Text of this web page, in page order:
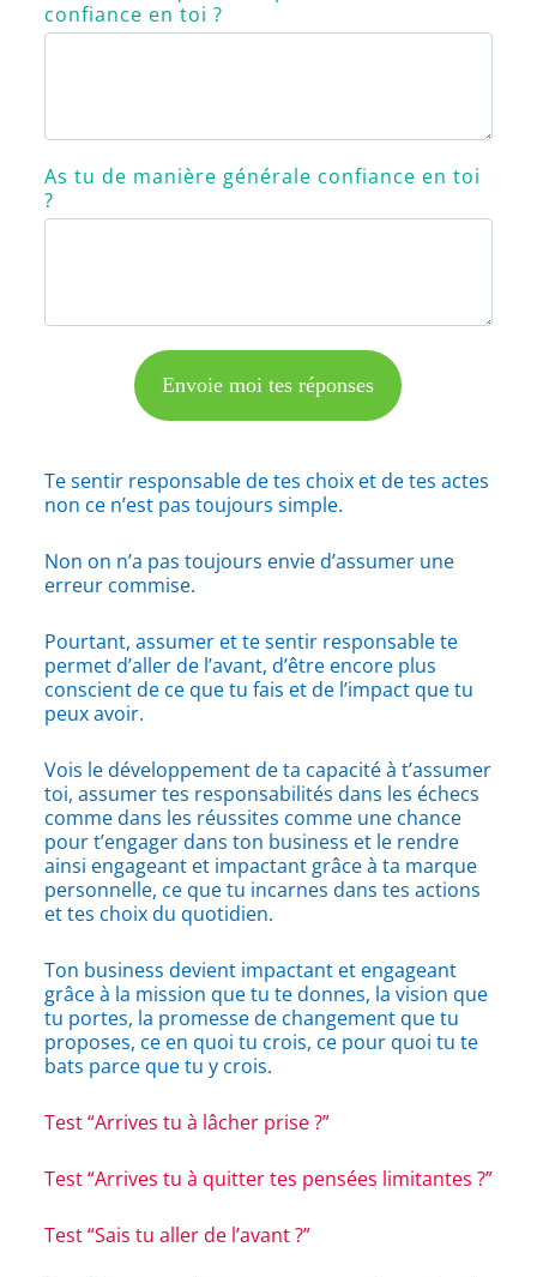
confiance en toi ?
As tu de manière générale confiance en toi
?
Envoie moi tes réponses
Te sentir responsable de tes choix et de tes actes
non ce n’est pas toujours simple.
Non on n’a pas toujours envie d’assumer une
erreur commise.
Pourtant, assumer et te sentir responsable te
permet d’aller de l’avant, d’être encore plus
conscient de ce que tu fais et de l’impact que tu
peux avoir.
Vois le développement de ta capacité à t’assumer
toi, assumer tes responsabilités dans les échecs
comme dans les réussites comme une chance
pour t’engager dans ton business et le rendre
ainsi engageant et impactant grâce à ta marque
personnelle, ce que tu incarnes dans tes actions
et tes choix du quotidien.
Ton business devient impactant et engageant
grâce à la mission que tu te donnes, la vision que
tu portes, la promesse de changement que tu
proposes, ce en quoi tu crois, ce pour quoi tu te
bats parce que tu y crois.
Test “Arrives tu à lâcher prise ?”
Test “Arrives tu à quitter tes pensées limitantes ?”
Test “Sais tu aller de l’avant ?”